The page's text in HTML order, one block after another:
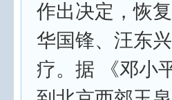
作出决定，恢
华国锋、汪东
疗。据 《邓小